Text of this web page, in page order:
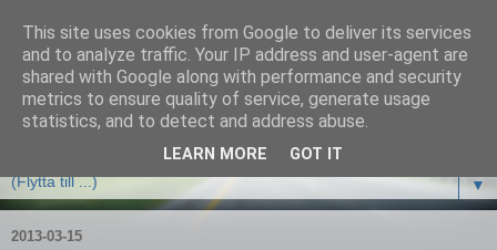
▼
2013-03-15
This site uses cookies from Google to deliver its services
and to analyze traffic. Your IP address and user-agent are
shared with Google along with performance and security
metrics to ensure quality of service, generate usage
statistics, and to detect and address abuse.
LEARN MORE GOT IT